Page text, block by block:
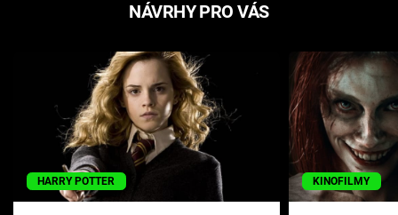
NÁVRHY PRO VÁS
HARRY POTTER KINOFILMY